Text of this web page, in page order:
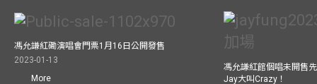
馮允謙紅磡演唱會門票1月16日公開發售
2023-01-13
More
馮允謙紅館個唱未開售
Jay大叫Crazy！